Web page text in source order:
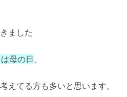
ました
母の日、
えてる方も多いと思います。